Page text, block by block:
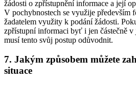
žádosti o zpřístupnění informace a její
V pochybnostech se využije především
žadatelem využity k podání žádosti.
zpřístupní informaci byť i jen částečně v
musí tento svůj postup odůvodnit.
7. Jakým způsobem můžete
situace